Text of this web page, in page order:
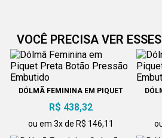
VOCÊ PRECISA VER
DÓLMÃ FEMININA EM PIQUET
EMBUTIDO
R$ 438,32
ou em 3x de R$ 146,11